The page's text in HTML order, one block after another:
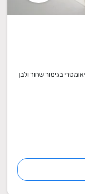
בגימור שחור ולבן